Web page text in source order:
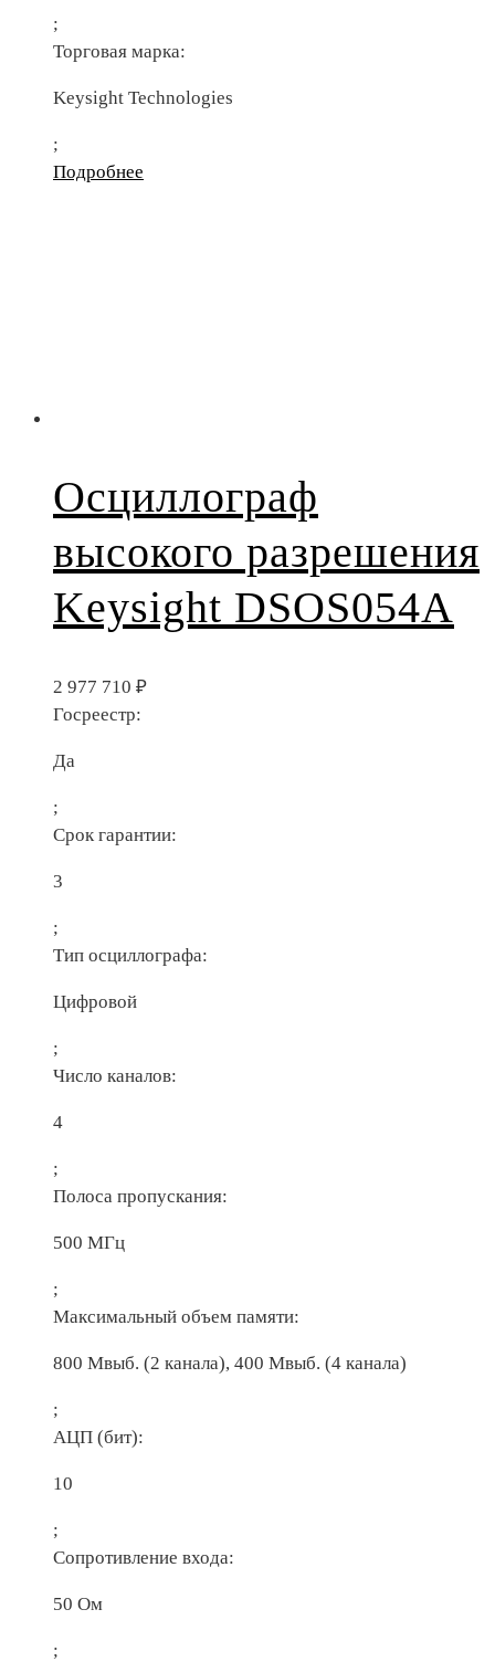
;
Торговая марка:
Keysight Technologies
;
Подробнее
Осциллограф
высокого разрешения
Keysight DSOS054A
2 977 710 ₽
Госреестр:
Да
;
Срок гарантии:
3
;
Тип осциллографа:
Цифровой
;
Число каналов:
4
;
Полоса пропускания:
500 МГц
;
Максимальный объем памяти:
800 Мвыб. (2 канала), 400 Мвыб. (4 канала)
;
АЦП (бит):
10
;
Сопротивление входа:
50 Ом
;